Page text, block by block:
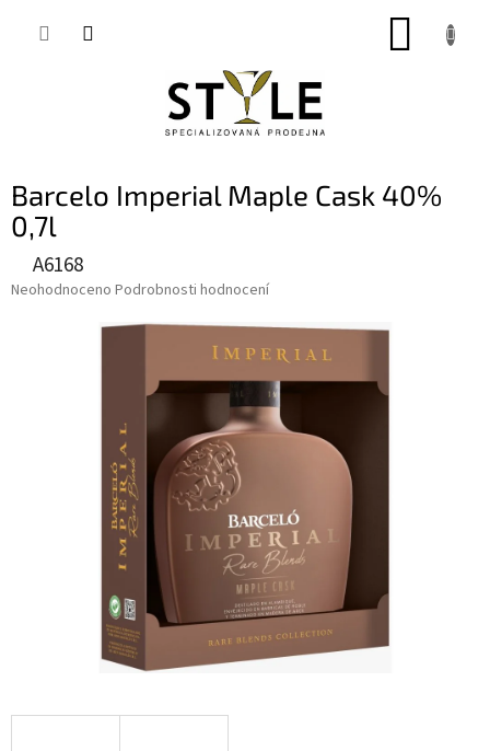
Barcelo Imperial Maple Cask 40%
0,7l
A6168
Průměrné
Neohodnoceno Podrobnosti hodnocení